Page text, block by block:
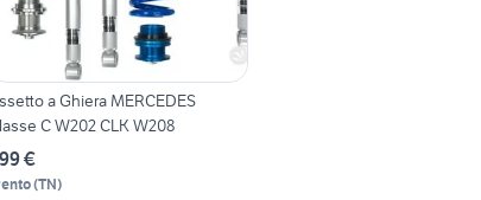
a Ghiera MERCEDES
C W202 CLK W208
€
(TN)